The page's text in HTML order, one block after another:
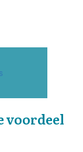
voordeel